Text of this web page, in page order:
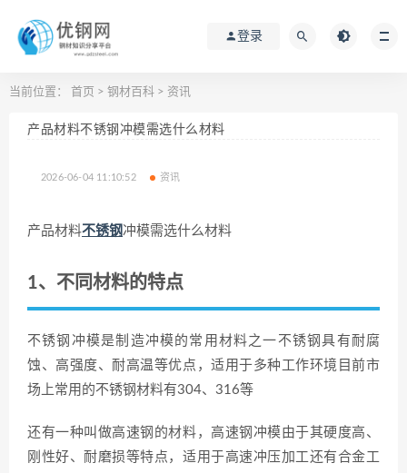
登录
当前位置： 首页 > 钢材百科 > 资讯
产品材料不锈钢冲模需选什么材料
2026-06-04 11:10:52 资讯
产品材料不锈钢 冲模需选什么材料
1、不同材料的特点
不锈钢冲模是制造冲模的常用材料之一不锈钢具有耐腐
蚀、高强度、耐高温等优点，适用于多种工作环境目前市
场上常用的不锈钢材料有304、316等
还有一种叫做高速钢的材料，高速钢冲模由于其硬度高、
刚性好、耐磨损等特点，适用于高速冲压加工还有合金工